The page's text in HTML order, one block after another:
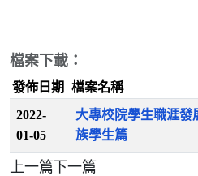
檔案下載：
發佈日期 檔案名稱
2022-
01-05
大專校院學生職涯發
族學生篇
上一篇下一篇